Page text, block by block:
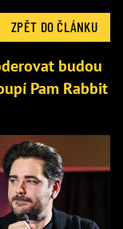
ZPĚT DO ČLÁNKU
budou
Pam Rabbit